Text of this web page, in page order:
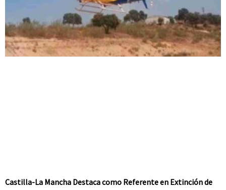
Castilla-La Mancha Destaca como Referente en Extinción de